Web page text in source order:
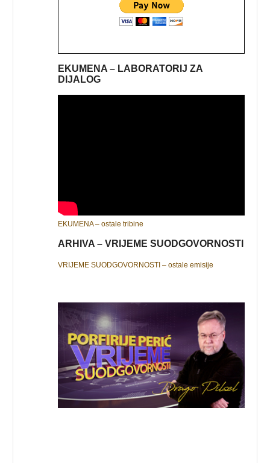
EKUMENA – LABORATORIJ ZA
DIJALOG
EKUMENA – ostale tribine
ARHIVA – VRIJEME SUODGOVORNOSTI
VRIJEME SUODGOVORNOSTI – ostale emisije